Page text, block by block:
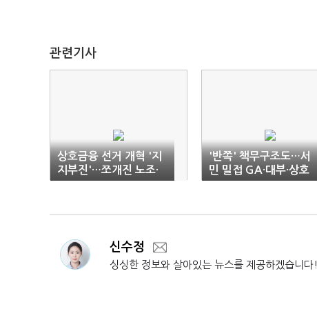
관련기사
상호금융 선거 개혁 '지
지부진'…쪼개진 노조·
부처·상임위 장벽
'반쪽' 책무구조도…서
민 밀접 GA·대부·상호
금융 등 사각지대
신수정
싱싱한 정보와 살아있는 뉴스를 제공하겠습니다!